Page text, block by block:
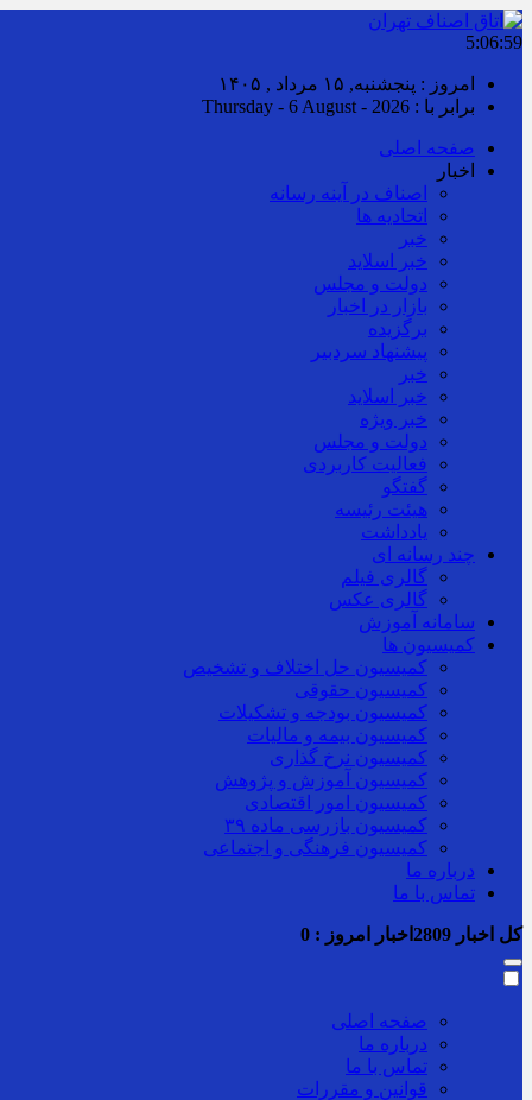
5:07:00
امروز : پنجشنبه, ۱۵ مرداد , ۱۴۰۵
برابر با : Thursday - 6 August - 2026
صفحه اصلی
اخبار
اصناف در آینه رسانه
اتحادیه ها
خبر
خبر اسلايد
دولت و مجلس
بازار در اخبار
برگزیده
پیشنهاد سردبیر
خبر
خبر اسلايد
خبر ویژه
دولت و مجلس
فعالیت کاربردی
گفتگو
هیئت رئیسه
یادداشت
چند رسانه ای
گالری فیلم
گالری عکس
سامانه آموزش
کمیسیون ها
کمیسیون حل اختلاف و تشخیص
کمیسیون حقوقی
کمیسیون بودجه و تشکیلات
کمیسیون بیمه و مالیات
کمیسیون نرخ گذاری
کمیسیون آموزش و پژوهش
کمیسیون امور اقتصادی
کمیسیون بازرسی ماده ۳۹
کمیسیون فرهنگی و اجتماعی
درباره ما
تماس با ما
کل اخبار اخبار امروز : 0
صفحه اصلی
درباره ما
تماس با ما
قوانین و مقررات